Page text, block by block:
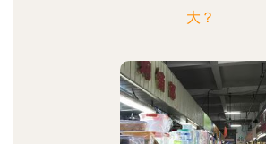
大？